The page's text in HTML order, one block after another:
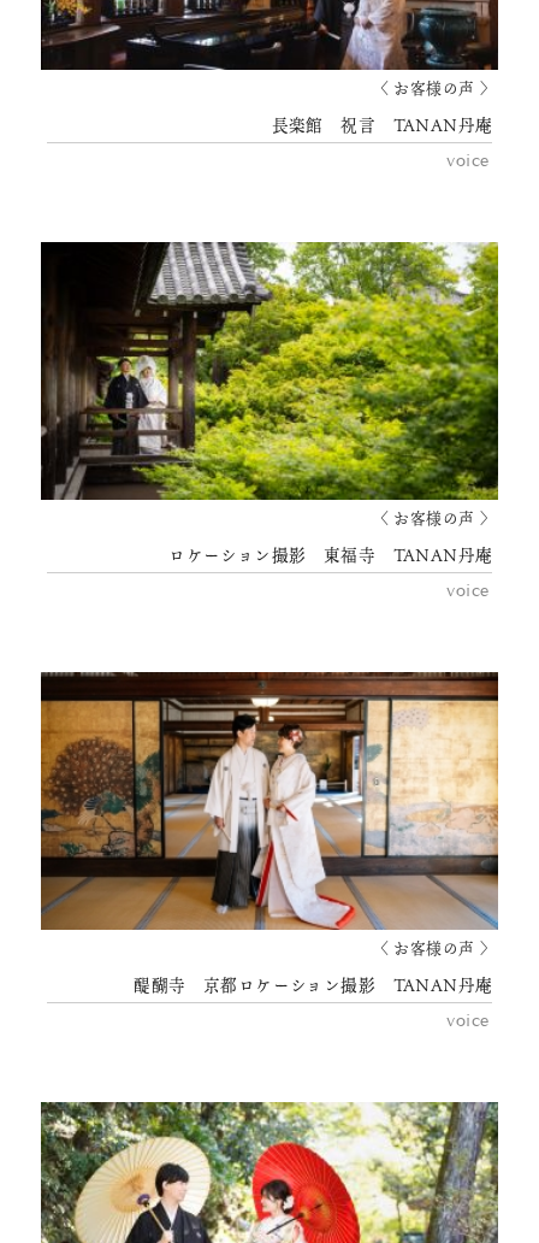
〈 お客様の声 〉
長楽館 祝言 TANAN丹庵
voice
〈 お客様の声 〉
ロケーション撮影 東福寺 TANAN丹庵
voice
〈 お客様の声 〉
醍醐寺 京都ロケーション撮影 TANAN丹庵
voice